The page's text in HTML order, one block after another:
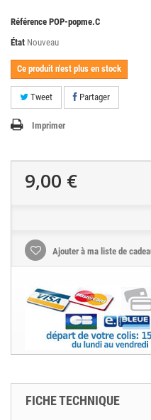
Référence POP-popme.C
État Nouveau
Ce produit n'est plus en stock
Tweet Partager
Imprimer
9,00 €
Ajouter à ma liste de
FICHE TECHNIQUE